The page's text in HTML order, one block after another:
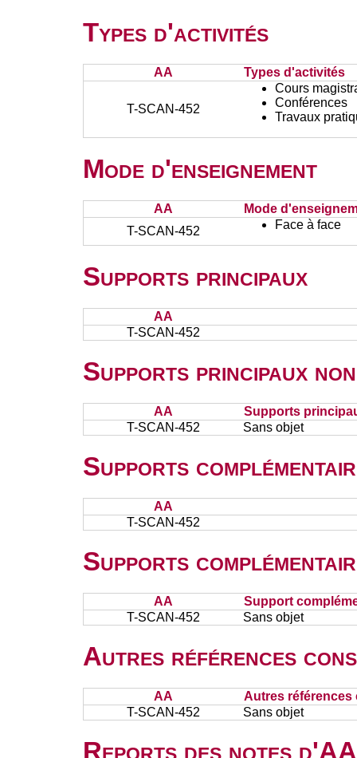
Types d'activités
AA Types d'activités
T-SCAN-452
Cours
Conférences
Travaux
Mode d'enseignement
AA
Mode
T-SCAN-452
Face à face
Supports principaux
AA
T-SCAN-452
Supports principaux
AA
Supports
T-SCAN-452
Sans objet
Supports
AA
T-SCAN-452
Supports
AA
Support
T-SCAN-452
Sans objet
Autres références
AA
Autres références
T-SCAN-452
Sans objet
Reports des notes